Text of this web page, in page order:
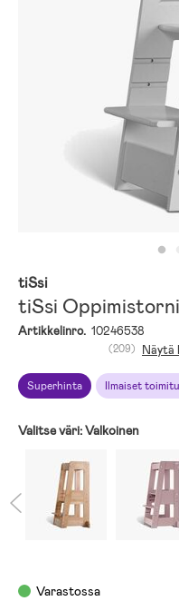
tiSsi
tiSsi
Artikkelinro. 10246538
Superhinta Ilmaiset
(209) Näytä
Valitse väri:Valkoinen
Varastossa